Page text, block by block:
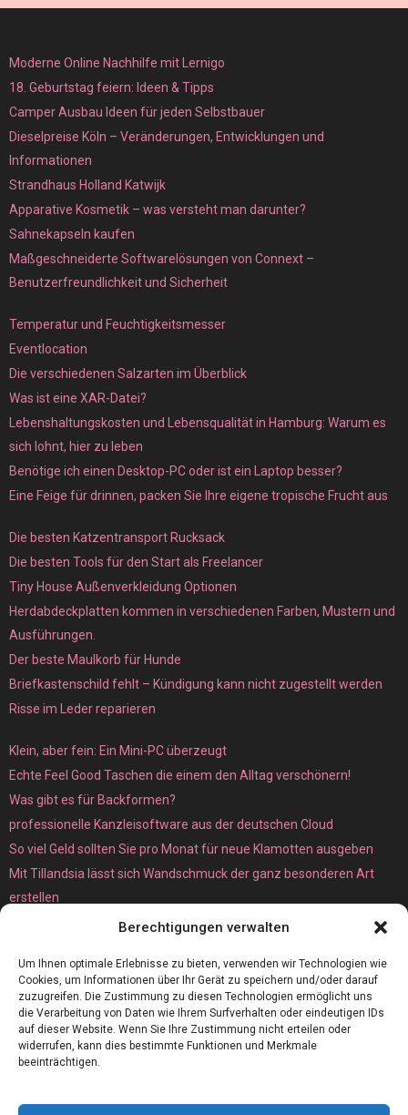
Berechtigungen verwalten
Um Ihnen optimale Erlebnisse zu bieten, verwenden wir Technologien wie
Cookies, um Informationen über Ihr Gerät zu speichern und/oder darauf
zuzugreifen. Die Zustimmung zu diesen Technologien ermöglicht uns
die Verarbeitung von Daten wie Ihrem Surfverhalten oder eindeutigen IDs
auf dieser Website. Wenn Sie Ihre Zustimmung nicht erteilen oder
widerrufen, kann dies bestimmte Funktionen und Merkmale
beeinträchtigen.
Moderne Online Nachhilfe mit Lernigo
18. Geburtstag feiern: Ideen & Tipps
Camper Ausbau Ideen für jeden Selbstbauer
Dieselpreise Köln – Veränderungen, Entwicklungen und
Informationen
Strandhaus Holland Katwijk
Apparative Kosmetik – was versteht man darunter?
Sahnekapseln kaufen
Maßgeschneiderte Softwarelösungen von Connext –
Benutzerfreundlichkeit und Sicherheit
Temperatur und Feuchtigkeitsmesser
Eventlocation
Die verschiedenen Salzarten im Überblick
Was ist eine XAR-Datei?
Lebenshaltungskosten und Lebensqualität in Hamburg: Warum es
sich lohnt, hier zu leben
Benötige ich einen Desktop-PC oder ist ein Laptop besser?
Eine Feige für drinnen, packen Sie Ihre eigene tropische Frucht aus
Die besten Katzentransport Rucksack
Die besten Tools für den Start als Freelancer
Tiny House Außenverkleidung Optionen
Herdabdeckplatten kommen in verschiedenen Farben, Mustern und
Ausführungen.
Der beste Maulkorb für Hunde
Briefkastenschild fehlt – Kündigung kann nicht zugestellt werden
Risse im Leder reparieren
Klein, aber fein: Ein Mini-PC überzeugt
Echte Feel Good Taschen die einem den Alltag verschönern!
Was gibt es für Backformen?
professionelle Kanzleisoftware aus der deutschen Cloud
So viel Geld sollten Sie pro Monat für neue Klamotten ausgeben
Mit Tillandsia lässt sich Wandschmuck der ganz besonderen Art
erstellen
Unterschied zwischen Bare-Metal- und Dedicated Server